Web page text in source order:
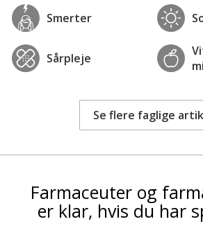
Smerter
Sårpleje
Se flere faglige
Farmaceuter og
er klar, hvis du har